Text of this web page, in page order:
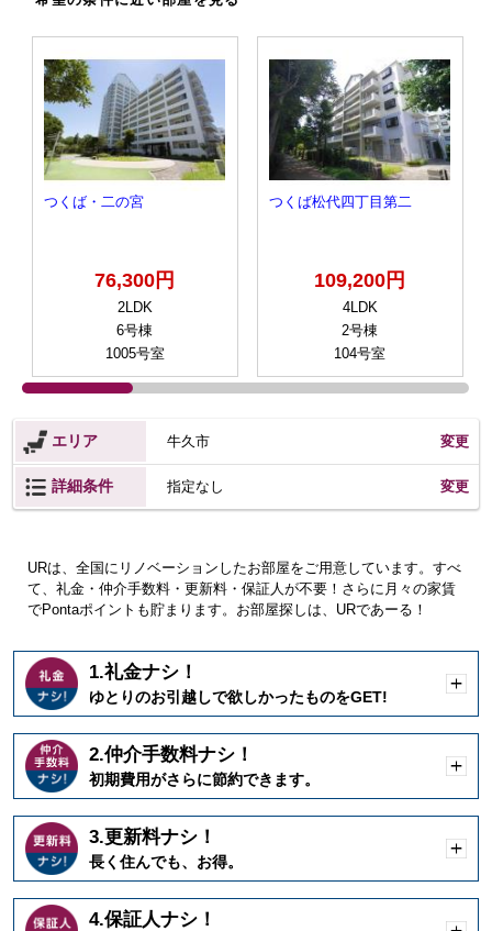
つくば・二の宮
76,300円
2LDK
6号棟
1005号室
つくば松代四丁目第二
109,200円
4LDK
2号棟
104号室
エリア 牛久市 変更
詳細条件 指定なし 変更
URは、全国にリノベーションしたお部屋をご用意しています。すべ
て、礼金・仲介手数料・更新料・保証人が不要！さらに月々の家賃
でPontaポイントも貯まります。お部屋探しは、URであーる！
1.礼金ナシ！
ゆとりのお引越しで欲しかったものをGET!
く
2.仲介手数料ナシ！
初期費用がさらに節約できます。
く
3.更新料ナシ！
長く住んでも、お得。
く
4.保証人ナシ！